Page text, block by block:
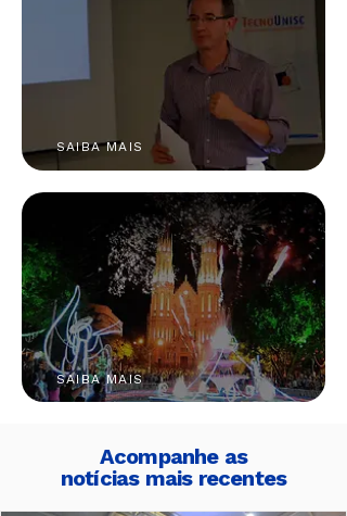
SAIBA MAIS
SAIBA MAIS
Acompanhe as
notícias mais recentes